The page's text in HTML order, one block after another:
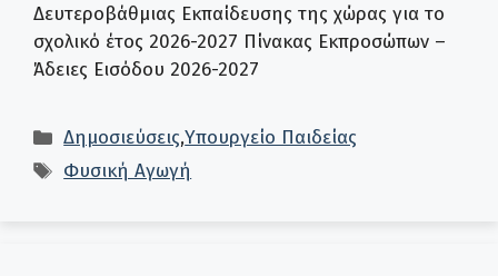
Δευτεροβάθμιας Εκπαίδευσης της χώρας για το
σχολικό έτος 2026-2027 Πίνακας Εκπροσώπων –
Άδειες Εισόδου 2026-2027
Κατηγορίες
Δημοσιεύσεις,Υπουργείο Παιδείας
Ετικέτες
Φυσική Αγωγή